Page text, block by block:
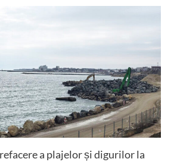
a plajelor și digurilor la